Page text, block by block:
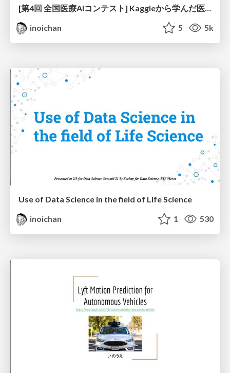
inoichan
5 5k
Use of Data Science in the field of Life Science
inoichan
1 530